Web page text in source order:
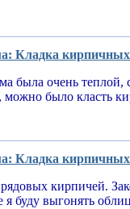
Кладка
была очень теплой,
можно было класть
Кладка
кирпичей.
буду выгонять